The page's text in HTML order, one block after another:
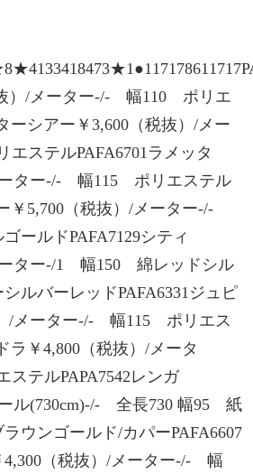
）/メーター-/- 幅110 ポリエ
ーシアー￥3,600（税抜）/メー
ステルPAFA6701ラメッタ
ーター-/- 幅115 ポリエステル
￥5,700（税抜）/メーター-/-
ールドPAFA7129シティ
ーター-/1 幅150 綿レッドシル
ルバーレッドPAFA6331ジュピ
/メーター-/- 幅115 ポリエス
ラ￥4,800（税抜）/メータ
テルPAPA7542レンガ
ール(730cm)-/- 全長730 幅95 紙
ウンゴールド/カパーPAFA6607
4,300（税抜）/メーター-/- 幅